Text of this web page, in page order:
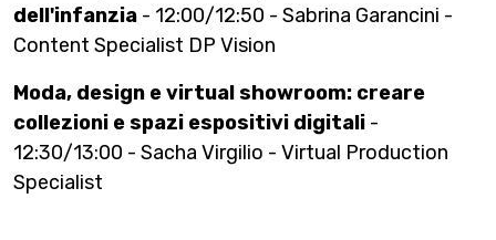
dell'infanzia - 12:00/12:50 - Sabrina Garancini -
Content Specialist DP Vision
Moda, design e virtual showroom: creare
collezioni e spazi espositivi digitali -
12:30/13:00 - Sacha Virgilio - Virtual Production
Specialist